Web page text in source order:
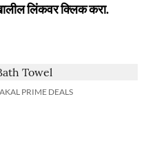
लिंकवर क्लिक करा.
PRIME DEALS